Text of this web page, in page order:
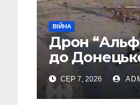
ВІЙНА
Дрон
до
аеропорту
“Шахед” ще
СЕР 7, 2026